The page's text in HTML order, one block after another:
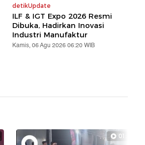
detikUpdate
ILF & IGT Expo 2026 Resmi
Dibuka, Hadirkan Inovasi
Industri Manufaktur
Kamis, 06 Agu 2026 06:20 WIB
01:24